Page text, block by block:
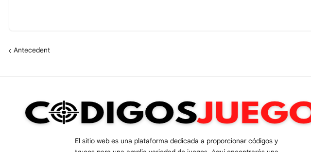
Antecedent
El sitio web es una plataforma dedicada a proporcionar códigos y